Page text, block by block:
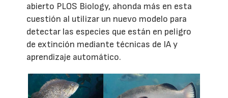
abierto PLOS Biology, ahonda más en esta
cuestión al utilizar un nuevo modelo para
detectar las especies que están en peligro
de extinción mediante técnicas de IA y
aprendizaje automático.